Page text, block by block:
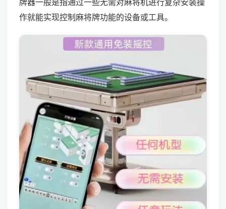
牌器一般是指通过一些无需对麻将机进行复杂安装操
作就能实现控制麻将牌功能的设备或工具。